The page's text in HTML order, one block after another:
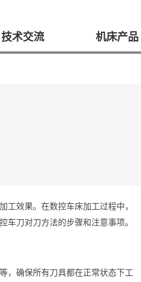
技术交流 机床产品
效果。在数控车床加工过程中，
刀对刀方法的步骤和注意事项。
，确保所有刀具都在正常状态下工